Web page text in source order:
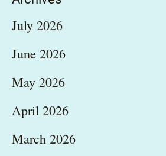
July 2026
June 2026
May 2026
April 2026
March 2026